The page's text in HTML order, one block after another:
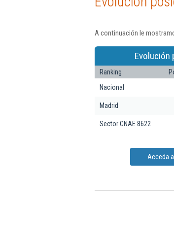
A continuación le
Evolución
Ranking
Nacional
Madrid
Sector CNAE 8622
Acceda